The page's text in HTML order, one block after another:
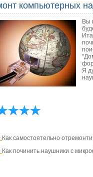
компьютерных
Вы
Я
Как самостоятельно
Как починить наушники с